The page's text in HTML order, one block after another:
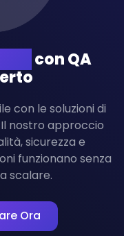
con QA
con le soluzioni di
nostro approccio
sicurezza e
funzionano senza
scalare.
Ora